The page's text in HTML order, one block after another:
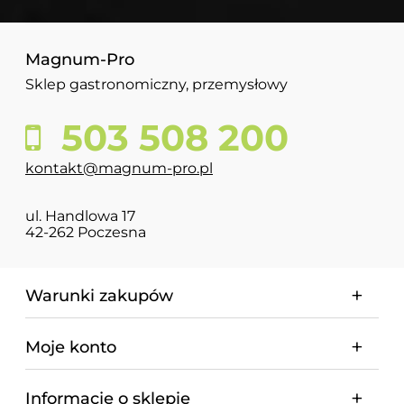
Magnum-Pro
Sklep gastronomiczny, przemysłowy
503 508 200
kontakt@magnum-pro.pl
ul. Handlowa 17
42-262 Poczesna
Warunki zakupów
Moje konto
Informacje o sklepie